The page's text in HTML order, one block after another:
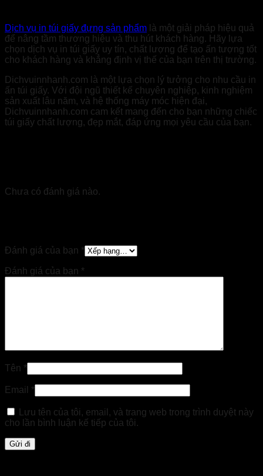
Dịch vụ in túi giấy đựng sản phẩm là một giải pháp hiệu quả
để nâng tầm thương hiệu và thu hút khách hàng. Hãy lựa
chọn dịch vụ in túi giấy uy tín, chất lượng để tạo ấn tượng tốt
cho khách hàng và khẳng định vị thế của bạn trên thị trường.
Dichvuinnhanh.com là một lựa chọn lý tưởng cho nhu cầu in
ấn túi giấy. Với đội ngũ thiết kế chuyên nghiệp, kinh nghiệm
sản xuất lâu năm, và hệ thống máy móc hiện đại,
Dichvuinnhanh.com cam kết mang đến cho bạn những chiếc
túi giấy chất lượng, đẹp mắt, đáp ứng mọi yêu cầu của bạn.
Chưa có đánh giá nào.
Đánh giá của bạn *
Đánh giá của bạn *
Tên *
Email *
Lưu tên của tôi, email, và trang web trong trình duyệt này
cho lần bình luận kế tiếp của tôi.